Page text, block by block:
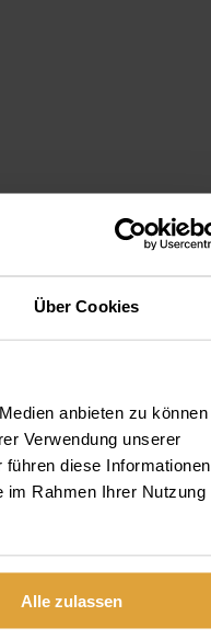
Über Cookies
anbieten zu können
Verwendung unserer
diese Informationen
im Rahmen Ihrer Nutzung
Alle zulassen